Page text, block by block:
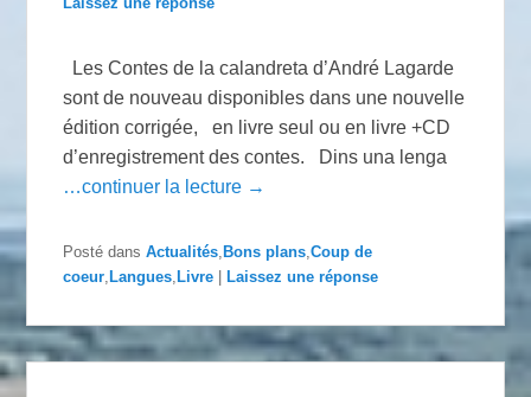
Les Contes de la calandreta d’André Lagarde
sont de nouveau disponibles dans une nouvelle
édition corrigée, en livre seul ou en livre +CD
d’enregistrement des contes. Dins una lenga
…continuer la lecture →
Posté dans Actualités Bons plans ,Coup de
coeur Langues Livre Laissez une réponse